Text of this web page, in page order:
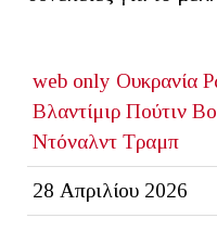
web only Ουκρανία
Βλαντίμιρ Πούτιν
Ντόναλντ Τραμπ
28 Απριλίου 2026